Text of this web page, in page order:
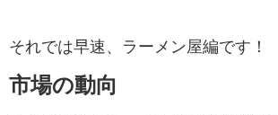
それでは早速、ラーメン屋編です！
市場の動向